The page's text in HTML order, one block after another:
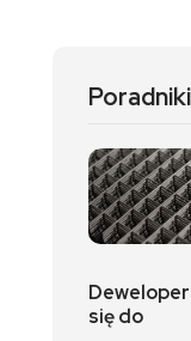
Poradniki
się do